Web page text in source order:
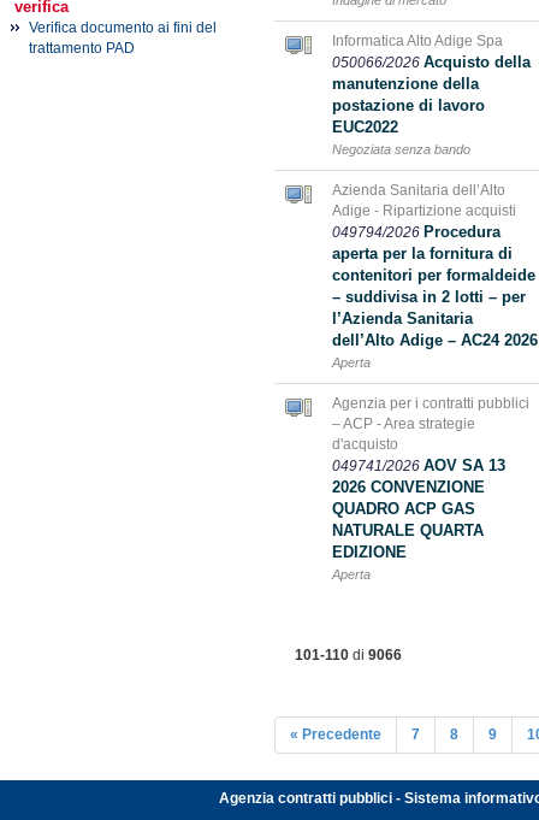
verifica
Verifica documento ai fini del
trattamento PAD
Informatica Alto Adige Spa
050066/2026 Acquisto della
manutenzione della
postazione di lavoro
EUC2022
Negoziata senza bando
Azienda Sanitaria dell’Alto
Adige - Ripartizione acquisti
049794/2026 Procedura
aperta per la fornitura di
contenitori per formaldeide
– suddivisa in 2 lotti – per
l’Azienda Sanitaria
dell’Alto Adige – AC24 2026
Aperta
Agenzia per i contratti pubblici
– ACP - Area strategie
d'acquisto
049741/2026 AOV SA 13
2026 CONVENZIONE
QUADRO ACP GAS
NATURALE QUARTA
EDIZIONE
Aperta
101-110 di 9066
« Precedente 7 8 9
Agenzia contratti pubblici - Sistema